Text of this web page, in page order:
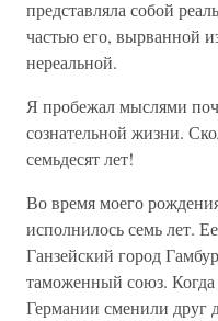
представляла собой
частью его, вырванной
нереальной.
Я пробежал мыслями
сознательной жизни.
семьдесят лет!
Во время моего
исполнилось семь лет.
Ганзейский город
таможенный союз.
Германии сменили друг